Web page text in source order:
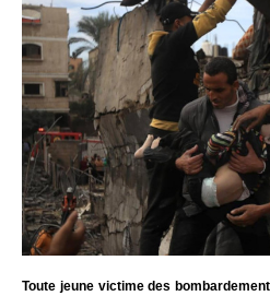
Toute jeune victime des